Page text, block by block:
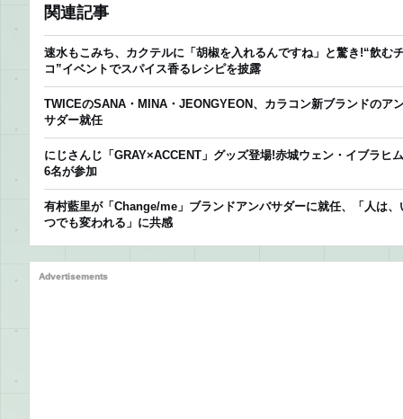
関連記事
速水もこみち、カクテルに「胡椒を入れるんですね」と驚き!“飲む
コ”イベントでスパイス香るレシピを披露
TWICEのSANA・MINA・JEONGYEON、カラコン新ブランドのア
サダー就任
にじさんじ「GRAY×ACCENT」グッズ登場!赤城ウェン・イブラヒ
6名が参加
有村藍里が「Change/me」ブランドアンバサダーに就任、「人は、
つでも変われる」に共感
Advertisements